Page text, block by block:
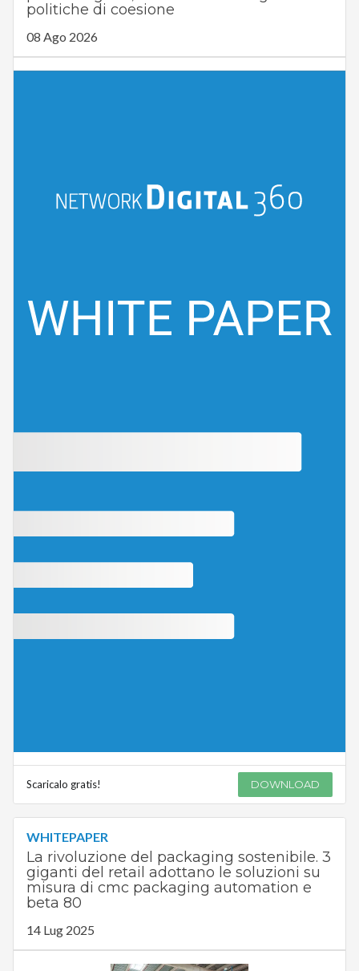
politiche di coesione
08 Ago 2026
Scaricalo gratis! DOWNLOAD
WHITEPAPER
La rivoluzione del packaging sostenibile. 3
giganti del retail adottano le soluzioni su
misura di cmc packaging automation e
beta 80
14 Lug 2025